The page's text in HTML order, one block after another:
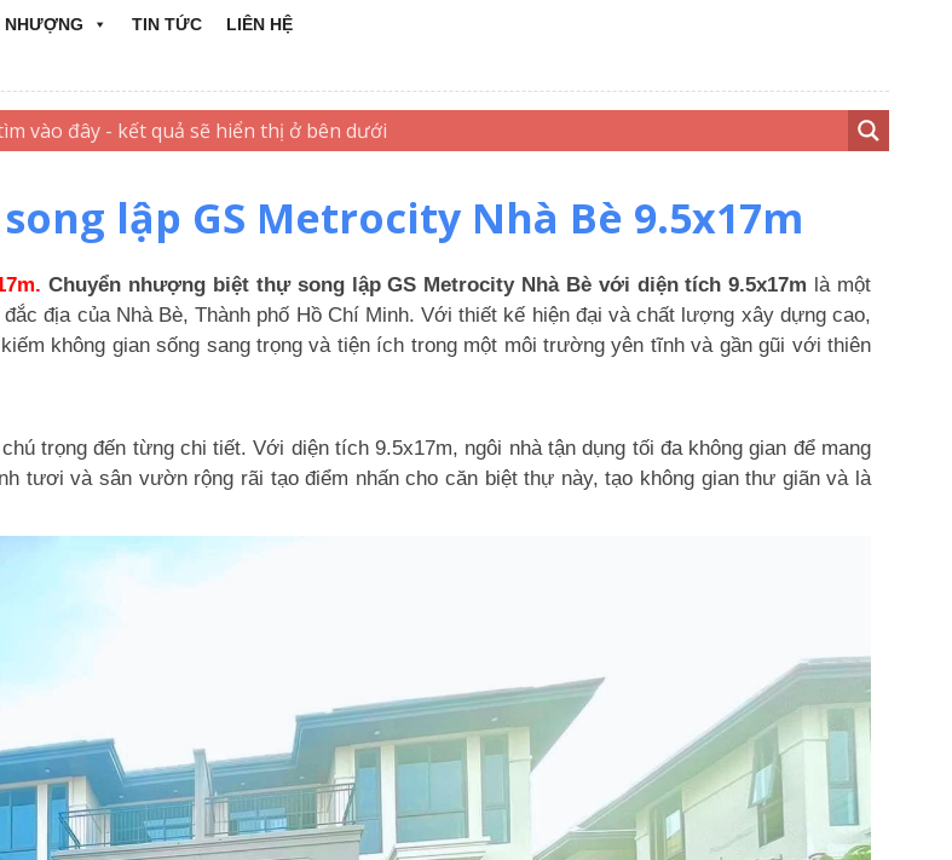
NHƯỢNG TIN TỨC LIÊN HỆ
lập GS Metrocity Nhà Bè 9.5x17m
Chuyển nhượng biệt thự song lập GS Metrocity Nhà Bè với diện tích 9.5x17m là một
địa của Nhà Bè, Thành phố Hồ Chí Minh. Với thiết kế hiện đại và chất lượng xây dựng cao,
không gian sống sang trọng và tiện ích trong một môi trường yên tĩnh và gần gũi với thiên
trọng đến từng chi tiết. Với diện tích 9.5x17m, ngôi nhà tận dụng tối đa không gian để mang
tươi và sân vườn rộng rãi tạo điểm nhấn cho căn biệt thự này, tạo không gian thư giãn và là